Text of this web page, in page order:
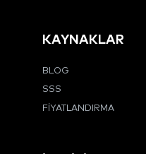
KAYNAKLAR
BLOG
SSS
FIYATLANDIRMA